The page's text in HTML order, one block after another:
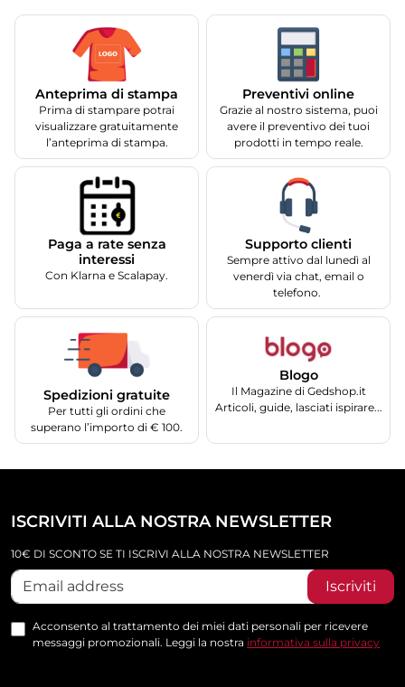
Anteprima di stampa
Prima di stampare potrai
visualizzare gratuitamente
l’anteprima di stampa.
Preventivi online
Grazie al nostro sistema, puoi
avere il preventivo dei tuoi
prodotti in tempo reale.
Paga a rate senza
interessi
Con Klarna e Scalapay.
Supporto clienti
Sempre attivo dal lunedì al
venerdì via chat, email o
telefono.
Spedizioni gratuite
Per tutti gli ordini che
superano l’importo di € 100.
Blogo
Il Magazine di Gedshop.it
Articoli, guide, lasciati ispirare...
ISCRIVITI ALLA NOSTRA NEWSLETTER
10€ DI SCONTO SE TI ISCRIVI ALLA NOSTRA NEWSLETTER
Iscriviti
Acconsento al trattamento dei miei dati personali per ricevere
messaggi promozionali. Leggi la nostra informativa sulla privacy